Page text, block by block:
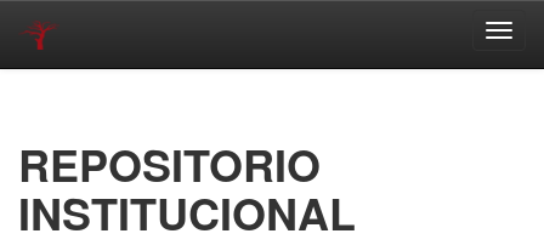
REPOSITORIO
INSTITUCIONAL